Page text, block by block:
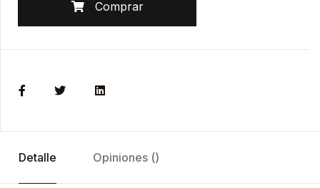
Comprar
Detalle Opiniones ()